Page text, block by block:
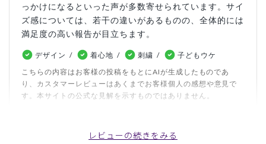
っかけになるといった声が多数寄せられています。サイ
ズ感については、若干の違いがあるものの、全体的には
満足度の高い報告が目立ちます。
デザイン 着心地 刺繍
子どもウケ
こちらの内容はお客様の投稿をもとにAIが生成したものであ
り、カスタマーレビューはあくまでお客様個人の感想や意見で
す。本サイトの公式な見解を示すものではありません。
評価順 いいね数順
レビューの続きをみる